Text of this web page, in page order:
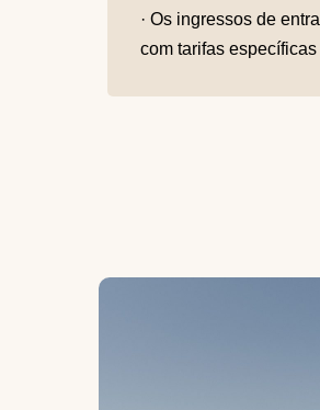
· Os ingressos de
com tarifas